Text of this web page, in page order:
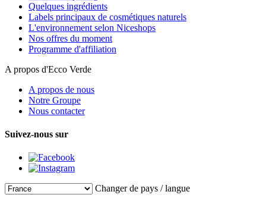
Quelques ingrédients
Labels principaux de cosmétiques naturels
L'environnement selon Niceshops
Nos offres du moment
Programme d'affiliation
A propos d'Ecco Verde
A propos de nous
Notre Groupe
Nous contacter
Suivez-nous sur
Changer de pays / langue